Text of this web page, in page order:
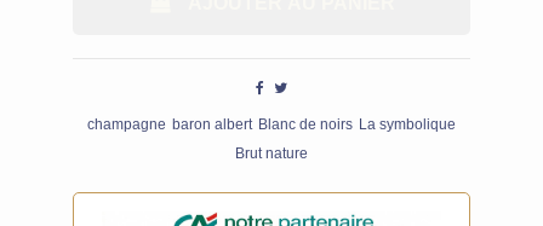
champagne baron albert Blanc de noirs La symbolique
Brut nature